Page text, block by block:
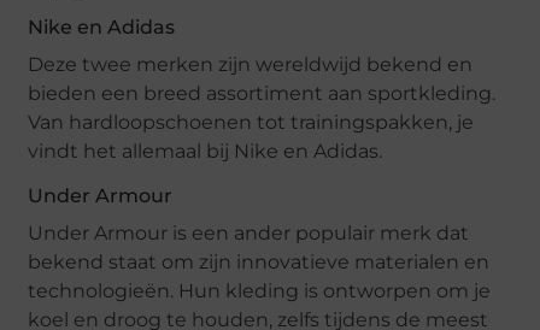
Nike en Adidas
Deze twee merken zijn wereldwijd bekend en
bieden een breed assortiment aan sportkleding.
Van hardloopschoenen tot trainingspakken, je
vindt het allemaal bij Nike en Adidas.
Under Armour
Under Armour is een ander populair merk dat
bekend staat om zijn innovatieve materialen en
technologieën. Hun kleding is ontworpen om je
koel en droog te houden, zelfs tijdens de meest